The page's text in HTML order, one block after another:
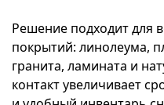
Решение подходит для
покрытий: линолеума,
гранита, ламината и
контакт увеличивает